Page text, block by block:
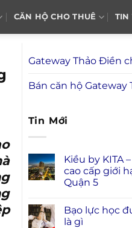
CĂN HỘ CHO THUÊ TIN
Gateway Thảo Điền
Bán căn hộ Gateway
Tin Mới
Kiều by KITA
cao cấp giới
Quận 5
Bạo lực học
là gì